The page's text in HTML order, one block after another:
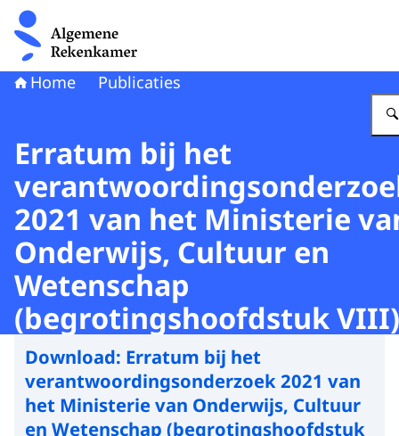
Naar de homepage van Algemene Rekenkamer
Home Publicaties
Erratum bij het
2021 van het Ministerie
Onderwijs, Cultuur en
Wetenschap
(begrotingshoofdstuk VIII)
Download: Erratum bij het
verantwoordingsonderzoek 2021 van
het Ministerie van Onderwijs, Cultuur
en Wetenschap (begrotingshoofdstuk